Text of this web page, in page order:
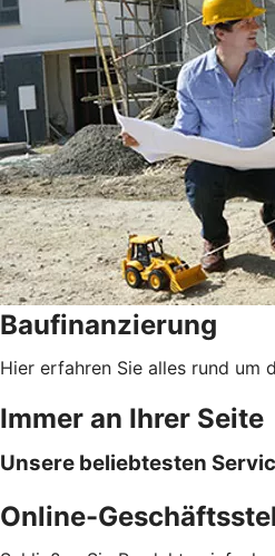
Baufinanzierung
Hier erfahren Sie alles rund um
Immer an Ihrer Seite
Unsere beliebtesten
Online-